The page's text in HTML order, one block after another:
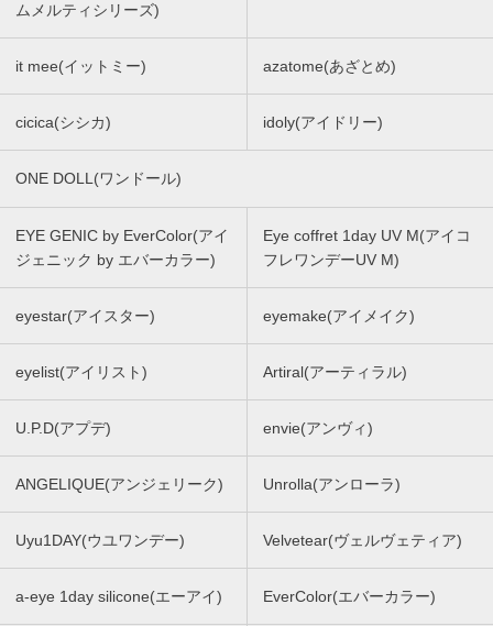
ムメルティシリーズ)
it mee(イットミー) azatome(あざとめ)
cicica(シシカ) idoly(アイドリー)
ONE DOLL(ワンドール)
EYE GENIC by EverColor(アイ
ジェニック by エバーカラー)
Eye coffret 1day UV M(アイコ
フレワンデーUV M)
eyestar(アイスター) eyemake(アイメイク)
eyelist(アイリスト) Artiral(アーティラル)
U.P.D(アプデ) envie(アンヴィ)
ANGELIQUE(アンジェリーク) Unrolla(アンローラ)
Uyu1DAY(ウユワンデー) Velvetear(ヴェルヴェティア)
a-eye 1day silicone(エーアイ) EverColor(エバーカラー)